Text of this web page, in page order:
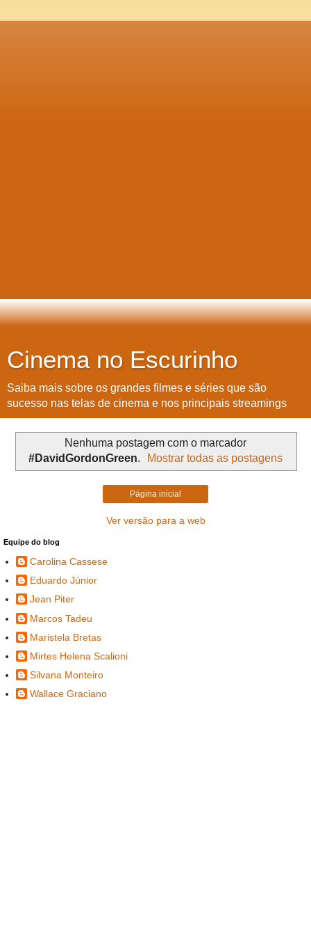
Cinema no Escurinho
Saiba mais sobre os grandes filmes e séries que são
sucesso nas telas de cinema e nos principais streamings
Nenhuma postagem com o marcador
#DavidGordonGreen. Mostrar todas as postagens
Página inicial
Ver versão para a web
Equipe do blog
Carolina Cassese
Eduardo Júnior
Jean Piter
Marcos Tadeu
Maristela Bretas
Mirtes Helena Scalioni
Silvana Monteiro
Wallace Graciano